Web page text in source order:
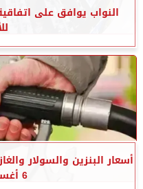
النواب يوافق على
أسعار البنزين والسولار
6 أغسطس 2026